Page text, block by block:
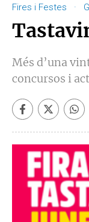
Fires i Festes ·
Més d’una
concursos i